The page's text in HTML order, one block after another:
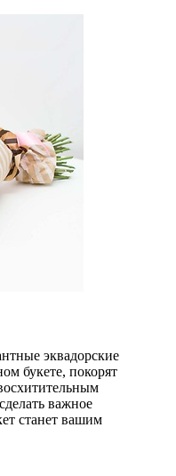
эквадорские
букете, покорят
важное
станет вашим